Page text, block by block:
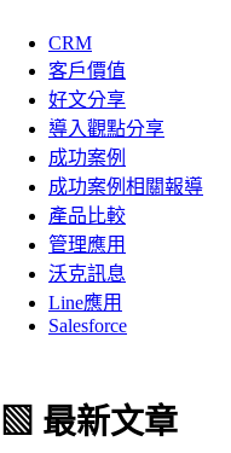
CRM
客戶價值
好文分享
導入觀點分享
成功案例
成功案例相關報導
產品比較
管理應用
沃克訊息
Line應用
Salesforce
▧ 最新文章